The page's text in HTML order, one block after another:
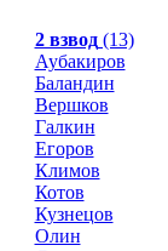
2 взвод(13)
Аубакиров
Баландин
Вершков
Галкин
Егоров
Климов
Котов
Кузнецов
Олин